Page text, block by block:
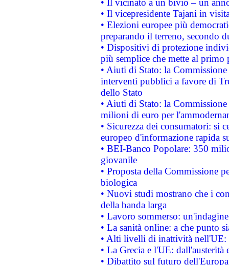
• Il vicinato a un bivio – un
• Il vicepresidente Tajani in
• Elezioni europee più
preparando il terreno, secondo
• Dispositivi di protezione
più semplice che mette al primo
• Aiuti di Stato: la
interventi pubblici a favore di
dello Stato
• Aiuti di Stato: la
milioni di euro per
• Sicurezza dei consumatori: si
europeo d'informazione rapida
• BEI-Banco Popolare: 350
giovanile
• Proposta della Commissione
biologica
• Nuovi studi mostrano che i
della banda larga
• Lavoro sommerso:
• La sanità online: a che punto
• Alti livelli di inattività nell'UE:
• La Grecia e l'UE: dall'austerità
• Dibattito sul futuro